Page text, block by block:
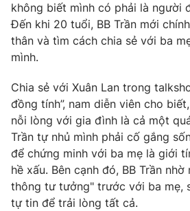
Phim VTV
Hậu trường
Khán giả
Giải sao mai
Giải trí
Điện ảnh
Âm nhạc
Sao
Du lịch
Làm đẹp
Chất lượng cuộc sống
Giáo dục
Tuyển sinh
Học trực tuyến
Công nghệ
Hitech Công nghệ tương lai
Sản phẩm
Giao lưu trực tuyến
không biết mình có phải là người
Đến khi 20 tuổi, BB Trần mới
thân và tìm cách chia sẻ với ba
mình.
Chia sẻ với Xuân Lan trong
đồng tính”, nam diễn viên cho
nỗi lòng với gia đình là cả một
Trần tự nhủ mình phải cố gắng
để chứng minh với ba mẹ là giới
hề xấu. Bên cạnh đó, BB Trần
thông tư tưởng" trước với ba mẹ,
tự tin để trải lòng tất cả.